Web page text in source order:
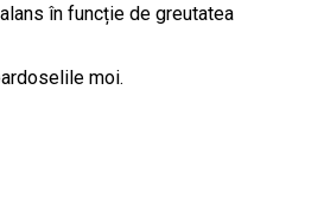
în funcție de greutatea
moi.